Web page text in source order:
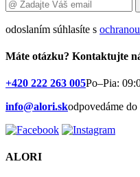
odoslaním súhlasíte s
Máte otázku? Kontaktujte
+420 222 263 005Po–Pia:
info@alori.skodpovedáme
ALORI